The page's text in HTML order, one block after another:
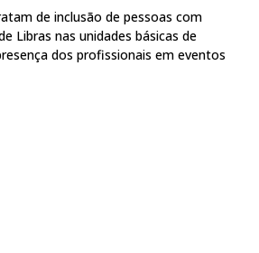
de inclusão de pessoas com
Libras nas unidades básicas de
dos profissionais em eventos